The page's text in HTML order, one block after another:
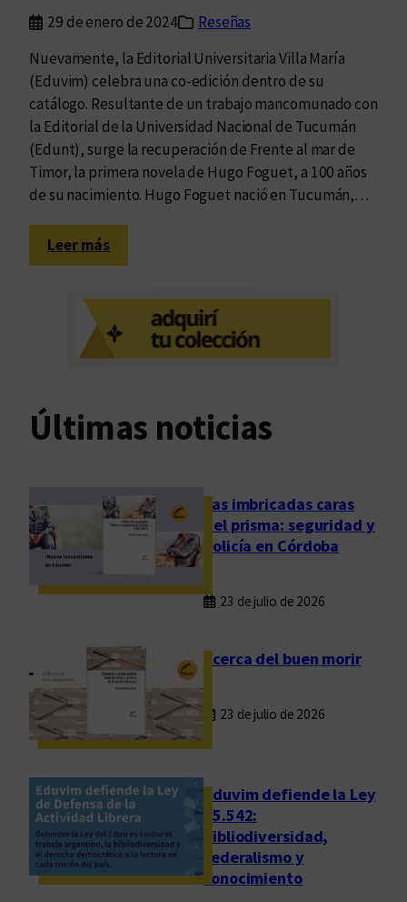
29 de enero de 2024
Reseñas
Nuevamente, la Editorial Universitaria Villa María
(Eduvim) celebra una co-edición dentro de su
catálogo. Resultante de un trabajo mancomunado con
la Editorial de la Universidad Nacional de Tucumán
(Edunt), surge la recuperación de Frente al mar de
Timor, la primera novela de Hugo Foguet, a 100 años
de su nacimiento. Hugo Foguet nació en Tucumán,…
Leer más:
L
t
e
i
d
e
n
e
t
n
l
c
a
n
z
Últimas noticias
Las imbricadas caras
del prisma: seguridad y
policía en Córdoba
23 de julio de 2026
Acerca del buen morir
23 de julio de 2026
Eduvim defiende la Ley
25.542:
bibliodiversidad,
federalismo y
conocimiento